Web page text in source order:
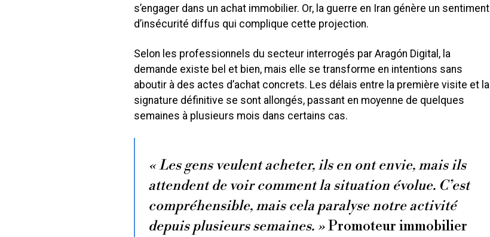
s’engager dans un achat immobilier. Or, la guerre en Iran génère un sentiment
d’insécurité diffus qui complique cette projection.
Selon les professionnels du secteur interrogés par Aragón Digital, la
demande existe bel et bien, mais elle se transforme en intentions sans
aboutir à des actes d’achat concrets. Les délais entre la première visite et la
signature définitive se sont allongés, passant en moyenne de quelques
semaines à plusieurs mois dans certains cas.
« Les gens veulent acheter, ils en ont envie, mais ils
attendent de voir comment la situation évolue. C’est
compréhensible, mais cela paralyse notre activité
depuis plusieurs semaines. »Promoteur immobilier